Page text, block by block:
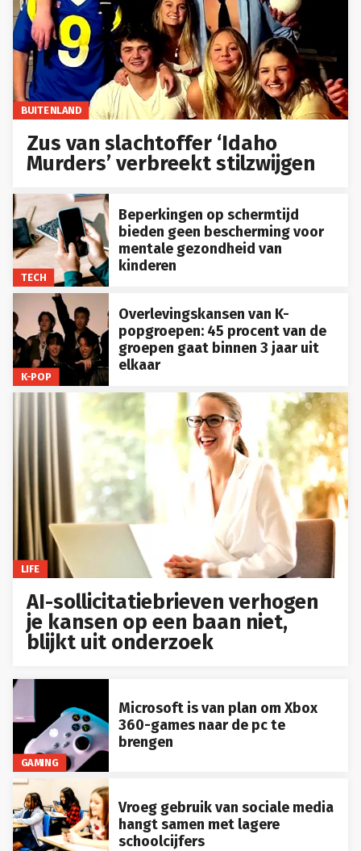
BUITENLAND
Zus van slachtoffer ‘Idaho
Murders’ verbreekt stilzwijgen
TECH
Beperkingen op schermtijd
bieden geen bescherming voor
mentale gezondheid van
kinderen
K-POP
Overlevingskansen van K-
popgroepen: 45 procent van de
groepen gaat binnen 3 jaar uit
elkaar
LIFE
AI-sollicitatiebrieven verhogen
je kansen op een baan niet,
blijkt uit onderzoek
GAMING
Microsoft is van plan om Xbox
360-games naar de pc te
brengen
Vroeg gebruik van sociale media
hangt samen met lagere
schoolcijfers